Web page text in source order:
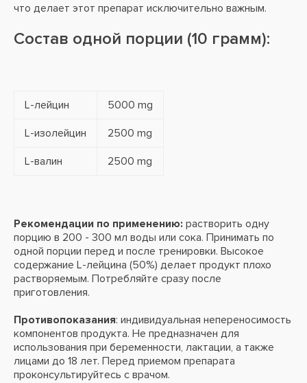
что делает этот препарат исключительно важным.
Состав одной порции (10 грамм):
L-лейцин 5000 mg
L-изолейцин 2500 mg
L-валин 2500 mg
Рекомендации по применению: растворить одну
порцию в 200 - 300 мл воды или сока. Принимать по
одной порции перед и после тренировки. Высокое
содержание L-лейцина (50%) делает продукт плохо
растворяемым. Потребляйте сразу после
приготовления.
Противопоказания: индивидуальная непереносимость
компонентов продукта. Не предназначен для
использования при беременности, лактации, а также
лицами до 18 лет. Перед приемом препарата
проконсультируйтесь с врачом.